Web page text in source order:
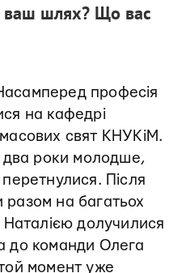
ваш шлях? Що вас
професія
на кафедрі
свят КНУКіМ.
два роки молодше,
Після
на багатьох
Наталією долучилися
до команди Олега
момент уже